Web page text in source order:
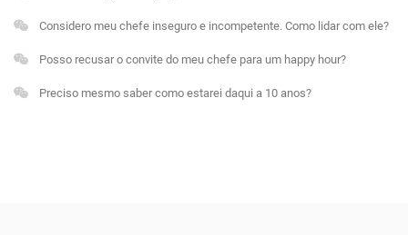
Considero meu chefe inseguro e incompetente. Como lidar com ele?
Posso recusar o convite do meu chefe para um happy hour?
Preciso mesmo saber como estarei daqui a 10 anos?